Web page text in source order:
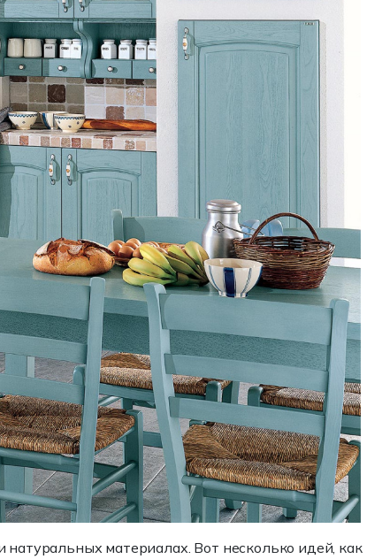
материалах. Вот несколько идей, как